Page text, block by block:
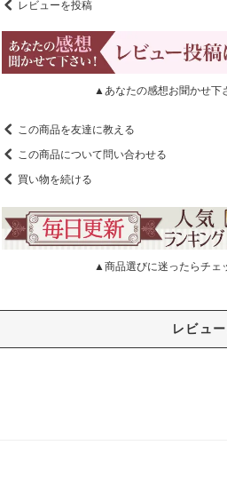
レビューを投稿
▲あなたの感想お聞かせ下
この商品を友達に教える
この商品について問い合わせる
買い物を続ける
▲商品選びに迷ったらチェ
レビュ